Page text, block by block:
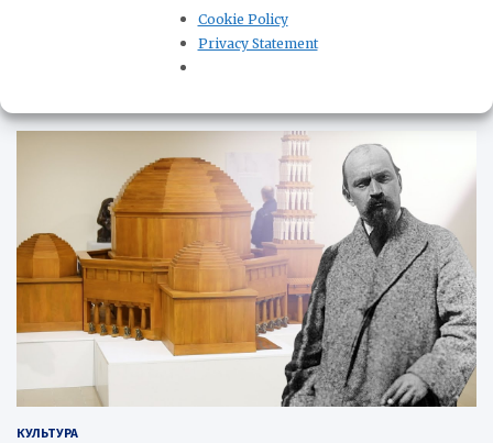
Cookie Policy
Privacy Statement
Политика конфиденциальности
КУЛЬТУРА